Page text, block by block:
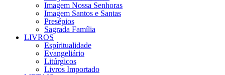
Imagem Nossa Senhoras
Imagem Santos e Santas
Presépios
Sagrada Família
LIVROS
Espíritualidade
Evangeliário
Litúrgicos
Livros Importado